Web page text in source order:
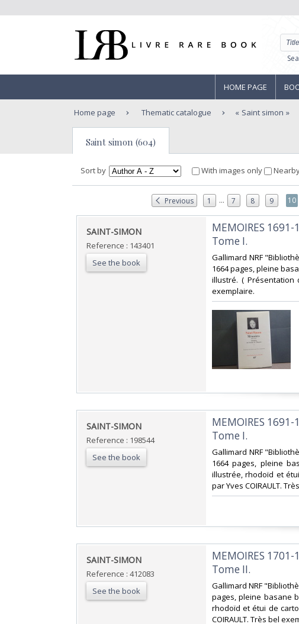
HOME PAGE
Home page Thematic catalogue Saint simon
Saint simon (604)
Sort by With images only
Previous 1 ... 7 8 9 10
‎SAINT-SIMON‎
Reference : 143401
See the book
‎MEMOIRES
Tome I.‎
‎Gallimard NRF
1664 pages, pleine
illustré. ( Présentation
exemplaire.‎
‎SAINT-SIMON‎
Reference : 198544
See the book
‎MEMOIRES
Tome I.‎
‎Gallimard NRF
1664 pages, pleine
illustrée, rhodoïd et
par Yves COIRAULT.
‎SAINT-SIMON‎
Reference : 412083
See the book
‎MEMOIRES
Tome II.‎
‎Gallimard NRF
pages, pleine basane
rhodoïd et étui de
COIRAULT. Très bel